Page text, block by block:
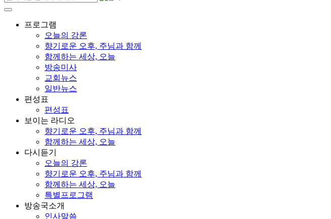
프로그램
오늘의 강론
향기로운 오후, 주님과 함께
함께하는 세상, 오늘
방송미사
교회뉴스
일반뉴스
편성표
편성표
보이는 라디오
향기로운 오후, 주님과 함께
함께하는 세상, 오늘
다시듣기
오늘의 강론
향기로운 오후, 주님과 함께
함께하는 세상, 오늘
특별프로그램
방송국소개
인사말씀